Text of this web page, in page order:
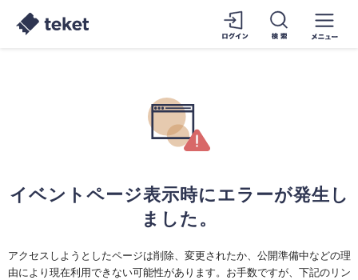
イベントページ表示時にエラーが発生し
ました。
アクセスしようとしたページは削除、変更されたか、公開準備中などの理
由により現在利用できない可能性があります。お手数ですが、下記のリン